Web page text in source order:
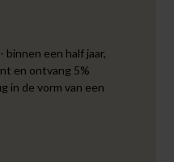
binnen een half jaar,
en ontvang 5%
in de vorm van een